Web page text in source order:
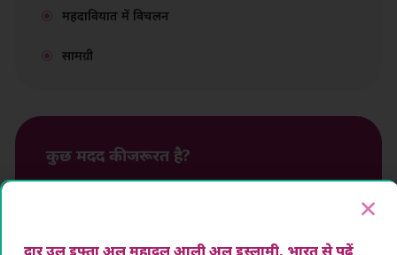
महदावियात में विचलन
सामग्री
कुछ मदद की जरूरत है?
दार उल इफ्ता अल महादुल आली अल इस्लामी, भारत से पढ़ें